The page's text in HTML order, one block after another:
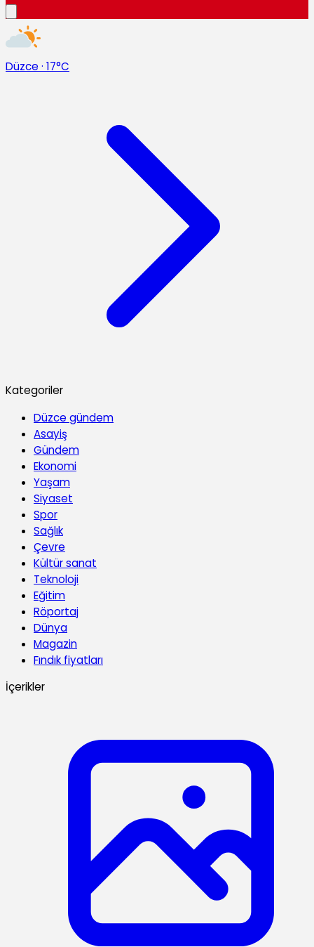
Düzce · 17°C
Kategoriler
Düzce gündem
Asayiş
Gündem
Ekonomi
Yaşam
Siyaset
Spor
Sağlık
Çevre
Kültür sanat
Teknoloji
Eğitim
Röportaj
Dünya
Magazin
Fındık fiyatları
İçerikler